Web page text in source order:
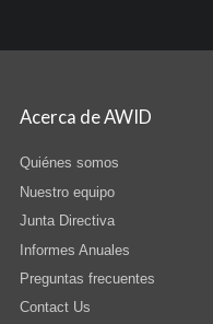
Acerca de AWID
Quiénes somos
Nuestro equipo
Junta Directiva
Informes Anuales
Preguntas frecuentes
Contact Us